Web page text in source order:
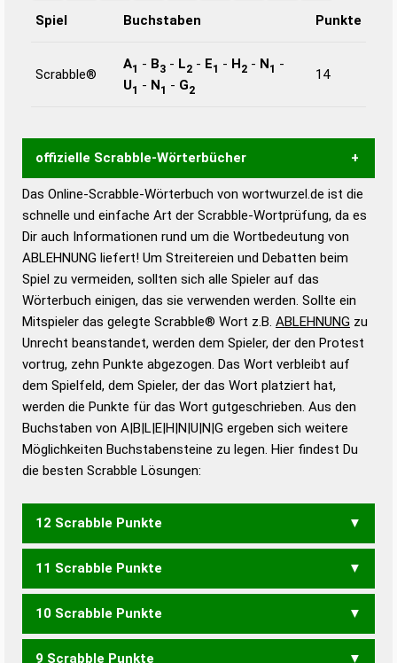
Spiel Buchstaben Punkte
Scrabble®
A1 - B3 - L2 - E1 - H2 - N1 -
U1 - N1 - G2
14
offizielle Scrabble-Wörterbücher
Wortwurzel liefert mit Hilfe eines semantischen
Wortanalyse-Algorithmus gute Anhaltspunkte zu
Wortbedeutung, Worttrennung und Wortform, um die
Gültigkeit eines Wortes für das Scrabble-Spiel zu
bestimmen! zugelassene Turnier Scrabble-
Wörterbücher sind:
Duden – Standardwerk in 12 Bänden
Duden – Richtiges und gutes
Deutsch
Duden – Die deutsche Grammatik
Duden – Deutsches
Universalwörterbuch
Das Online-Scrabble-Wörterbuch von wortwurzel.de ist die
schnelle und einfache Art der Scrabble-Wortprüfung, da es
Dir auch Informationen rund um die Wortbedeutung von
ABLEHNUNG liefert! Um Streitereien und Debatten beim
Spiel zu vermeiden, sollten sich alle Spieler auf das
Wörterbuch einigen, das sie verwenden werden. Sollte ein
Mitspieler das gelegte Scrabble® Wort z.B. ABLEHNUNG zu
Unrecht beanstandet, werden dem Spieler, der den Protest
vortrug, zehn Punkte abgezogen. Das Wort verbleibt auf
dem Spielfeld, dem Spieler, der das Wort platziert hat,
werden die Punkte für das Wort gutgeschrieben. Aus den
Buchstaben von A|B|L|E|H|N|U|N|G ergeben sich weitere
Möglichkeiten Buchstabensteine zu legen. Hier findest Du
die besten Scrabble Lösungen:
12 Scrabble Punkte
ANHEBUNG LABUNGEN
11 Scrabble Punkte
LEBHAG GLAUBEN
10 Scrabble Punkte
9 Scrabble Punkte